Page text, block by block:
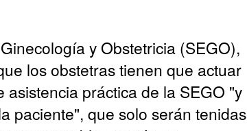
y Obstetricia (SEGO),
los obstetras tienen que actuar
práctica de la SEGO "y
paciente", que solo serán tenidas